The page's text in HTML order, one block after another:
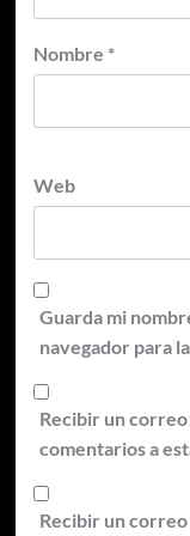
Nombre *
Web
Guarda mi
navegador para
Recibir un
comentarios a
Recibir un